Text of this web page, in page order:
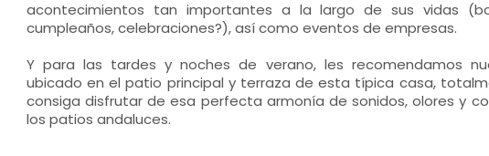
acontecimientos tan importantes a la largo de sus vidas
cumpleaños, celebraciones?), así como eventos de empresas.
Y para las tardes y noches de verano, les recomendamos
ubicado en el patio principal y terraza de esta típica casa,
consiga disfrutar de esa perfecta armonía de sonidos, olores y
los patios andaluces.